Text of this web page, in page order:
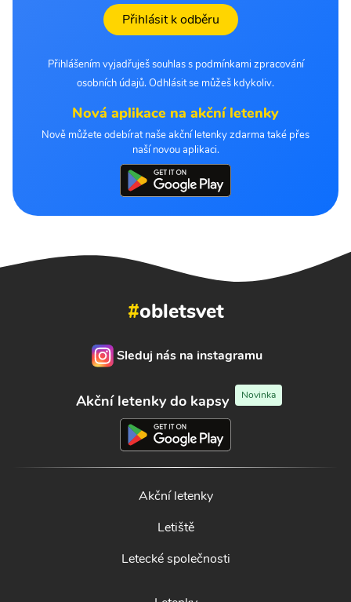
Přihlásit k odběru
Přihlášením vyjadřuješ souhlas s podmínkami zpracování
osobních údajů. Odhlásit se můžeš kdykoliv.
Nová aplikace na akční letenky
Nově můžete odebírat naše akční letenky zdarma také přes
naší novou aplikaci.
#obletsvet
Sleduj nás na instagramu
Akční letenky do kapsy Novinka
Akční letenky
Letiště
Letecké společnosti